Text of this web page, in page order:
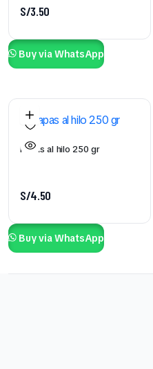
S/3.50
Buy via WhatsApp
Papas al hilo 250 gr
S/4.50
Buy via WhatsApp